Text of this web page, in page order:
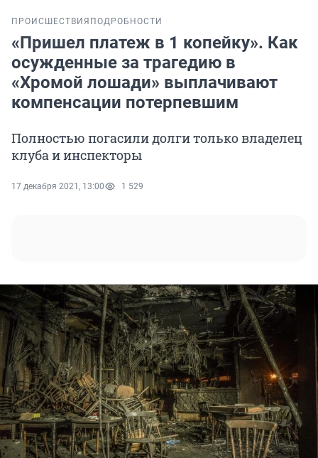
ПРОИСШЕСТВИЯ ПОДРОБНОСТИ
«Пришел платеж в 1 копейку». Как
осужденные за трагедию в
«Хромой лошади» выплачивают
компенсации потерпевшим
Полностью погасили долги только владелец
клуба и инспекторы
17 декабря 2021, 13:00 1 529